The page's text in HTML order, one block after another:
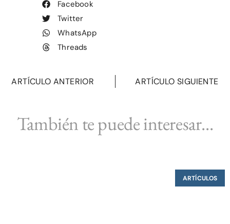
Facebook
Twitter
WhatsApp
Threads
ARTÍCULO ANTERIOR ARTÍCULO SIGUIENTE
También te puede interesar...
ARTÍCULOS